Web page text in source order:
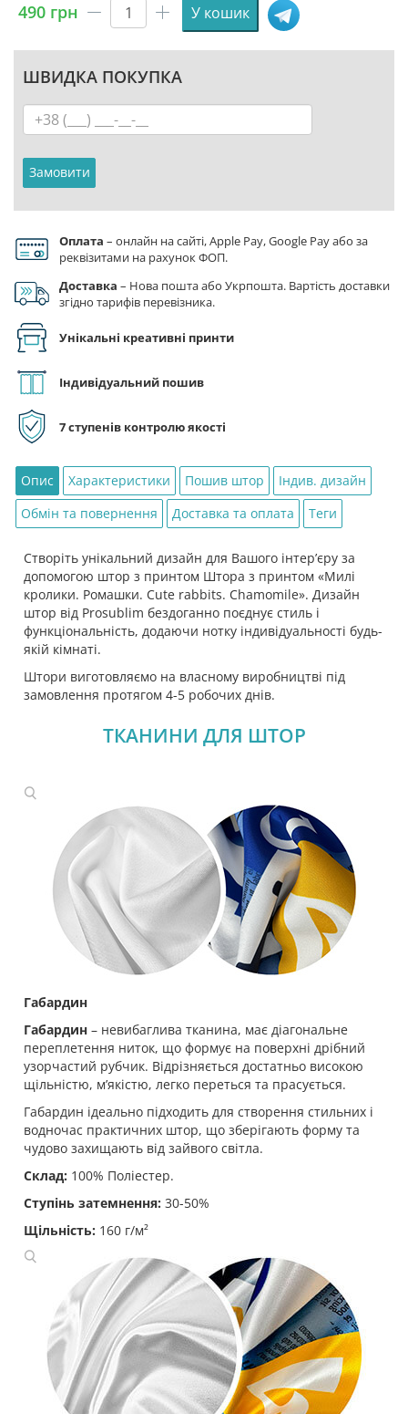
490 грн
Штора
«Милі
кролики.
Ромашки.
У кошик
ШВИДКА ПОКУПКА
Замовити
Оплата – онлайн на сайті, Apple Pay, Google Pay або за
реквізитами на рахунок ФОП.
Доставка – Нова пошта або Укрпошта. Вартість доставки
згідно тарифів перевізника.
Унікальні креативні принти
Індивідуальний пошив
7 ступенів контролю якості
Опис Характеристики Пошив штор
Індив. дизайн
Обмін та повернення
Доставка та оплата Теги
Створіть унікальний дизайн для Вашого інтер’єру за
допомогою штор з принтом Штора з принтом «Милі
кролики. Ромашки. Cute rabbits. Chamomile». Дизайн
штор від Prosublim бездоганно поєднує стиль і
функціональність, додаючи нотку індивідуальності будь-
якій кімнаті.
Штори виготовляємо на власному виробництві під
замовлення протягом 4-5 робочих днів.
ТКАНИНИ ДЛЯ ШТОР
Габардин
Габардин – невибаглива тканина, має діагональне
переплетення ниток, що формує на поверхні дрібний
узорчастий рубчик. Відрізняється достатньо високою
щільністю, мʼякістю, легко переться та прасується.
Габардин ідеально підходить для створення стильних і
водночас практичних штор, що зберігають форму та
чудово захищають від зайвого світла.
Склад: 100% Поліестер.
Ступінь затемнення: 30-50%
Щільність: 160 г/м²